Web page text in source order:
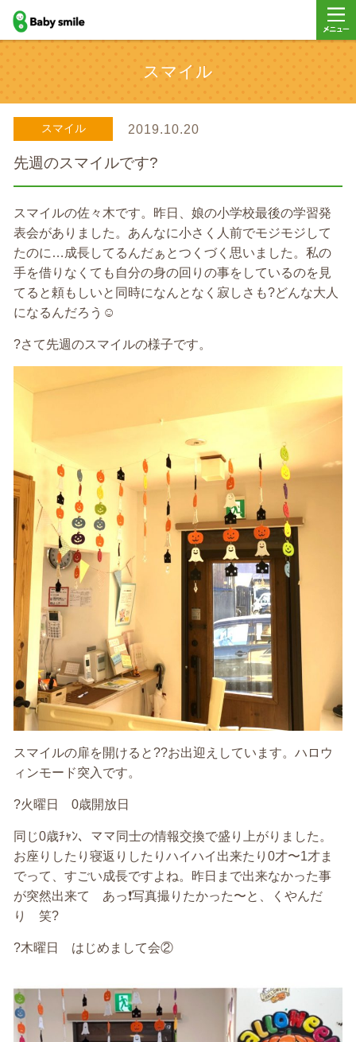
baby smile
スマイル
スマイル 2019.10.20
先週のスマイルです?
スマイルの佐々木です。昨日、娘の小学校最後の学習発
表会がありました。あんなに小さく人前でモジモジして
たのに…成長してるんだぁとつくづく思いました。私の
手を借りなくても自分の身の回りの事をしているのを見
てると頼もしいと同時になんとなく寂しさも?どんな大人
になるんだろう☺️
?さて先週のスマイルの様子です。
スマイルの扉を開けると??お出迎えしています。ハロウ
ィンモード突入です。
?火曜日 0歳開放日
同じ0歳ﾁｬﾝ、ママ同士の情報交換で盛り上がりました。
お座りしたり寝返りしたりハイハイ出来たり0才〜1才ま
でって、すごい成長ですよね。昨日まで出来なかった事
が突然出来て あっ❗️写真撮りたかった〜と、くやんだ
り 笑?
?木曜日 はじめまして会②